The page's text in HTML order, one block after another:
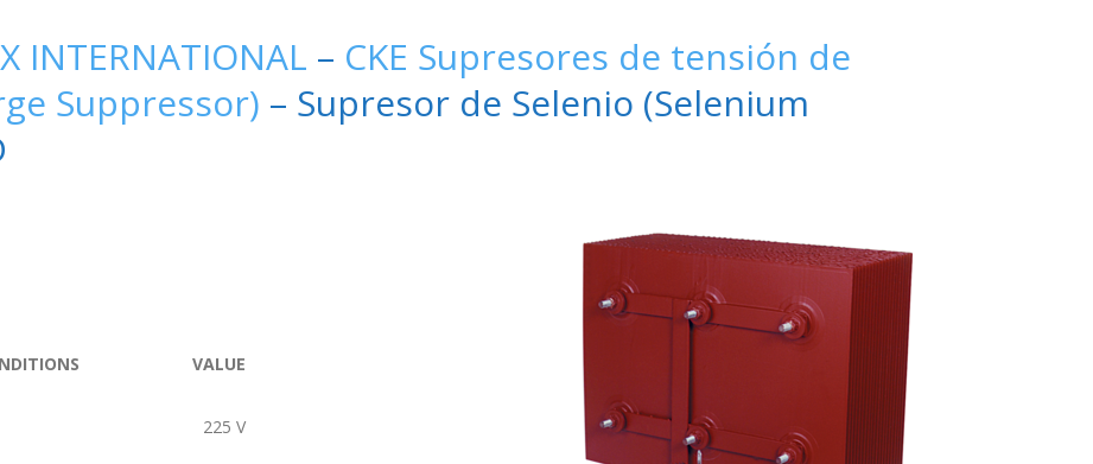
INTERNATIONAL – CKE Supresores de tensión de
Suppressor) – Supresor de Selenio (Selenium
VALUE
225 V